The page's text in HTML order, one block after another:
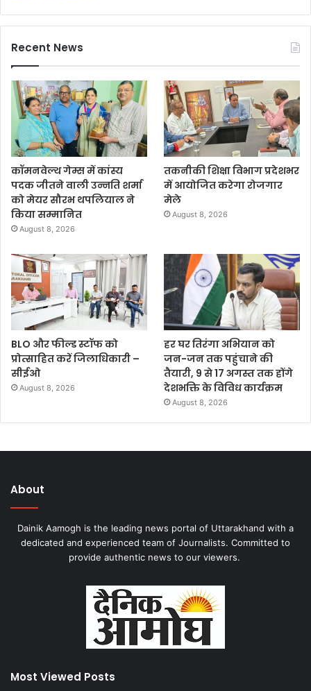
Recent News
कॉमनवेल्थ गेम्स में कांस्य
पदक जीतने वाली उन्नति शर्मा
को मेयर सौरभ थपलियाल ने
किया सम्मानित
August 8, 2026
तकनीकी शिक्षा विभाग प्रदेशभर
में आयोजित करेगा रोजगार
मेले
August 8, 2026
BLO और फील्ड स्टॉफ को
प्रोत्साहित करें जिलाधिकारी –
सीईओ
August 8, 2026
हर घर तिरंगा अभियान को
जन-जन तक पहुंचाने की
तैयारी, 9 से 17 अगस्त तक होंगे
देशभक्ति के विविध कार्यक्रम
August 8, 2026
About
Dainik Aamogh is the leading news portal of Uttarakhand with a
dedicated and experienced team of Journalists. Committed to
provide authentic news to our viewers.
Most Viewed Posts